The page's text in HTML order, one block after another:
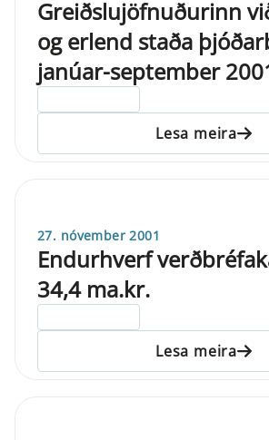
Greiðslujöfnuðurinn
og erlend staða
janúar-september
Lesa meira
27. nóvember 2001
Endurhverf
34,4 ma.kr.
Lesa meira